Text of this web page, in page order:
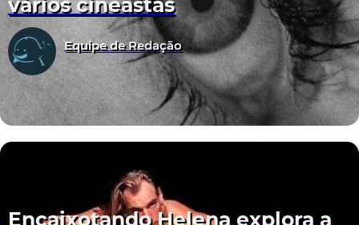
vários cineastas
Equipe de Redação
Encaixotando Helena explora a